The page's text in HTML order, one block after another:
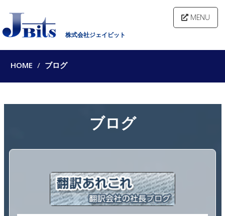
株式会社ジェイビット
MENU
HOME ブログ
ブログ